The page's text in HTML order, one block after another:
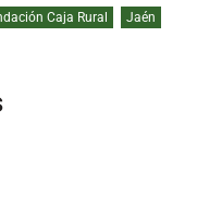
Caja Rural
Jaén